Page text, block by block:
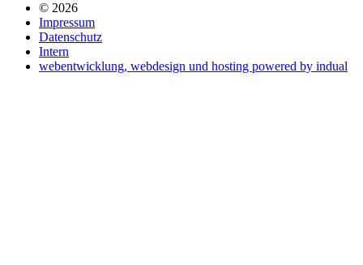
© 2026
Impressum
Datenschutz
Intern
webentwicklung, webdesign und hosting powered by indual